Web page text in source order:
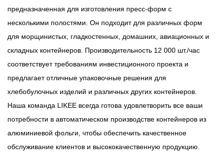
предназначенная для изготовления пресс-форм с
несколькими полостями. Он подходит для различных форм
для морщинистых, гладкостенных, домашних, авиационных и
складных контейнеров. Производительность 12 000 шт./час
соответствует требованиям инвестиционного проекта и
предлагает отличные упаковочные решения для
хлебобулочных изделий и различных других контейнеров.
Наша команда LIKEE всегда готова удовлетворить все ваши
потребности в автоматическом производстве контейнеров из
алюминиевой фольги, чтобы обеспечить качественное
обслуживание клиентов и высококачественную продукцию.